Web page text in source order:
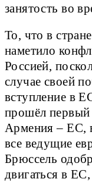
занятость во
То, что в
наметило
Россией,
случае своей
вступление в
прошёл первый
Армения – ЕС,
все ведущие
Брюссель
двигаться в